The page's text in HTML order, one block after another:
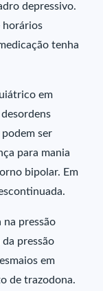
depressivo.
horários
tenha
em
ser
para mania
bipolar. Em
na pressão
pressão
em
de trazodona.